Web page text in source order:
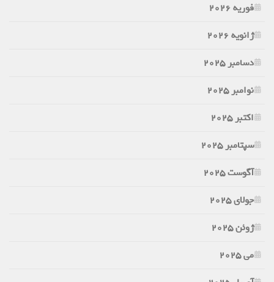
فوریه 2026
ژانویه 2026
دسامبر 2025
نوامبر 2025
اکتبر 2025
سپتامبر 2025
آگوست 2025
جولای 2025
ژوئن 2025
می 2025